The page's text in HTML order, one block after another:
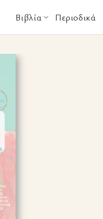
Βιβλία Περιοδικά